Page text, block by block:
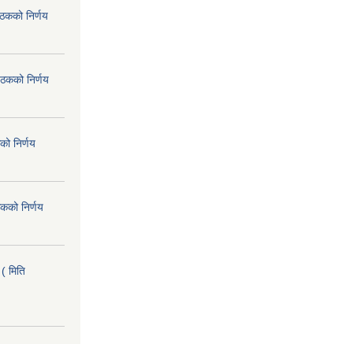
निर्णय
निर्णय
निर्णय
निर्णय
मिति